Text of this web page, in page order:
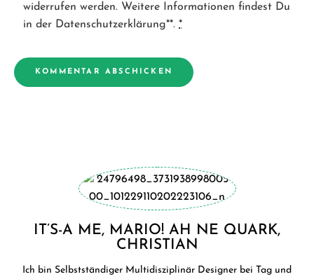
widerrufen werden. Weitere Informationen findest Du
in der Datenschutzerklärung**. *
IT’S-A ME, MARIO! AH NE QUARK,
CHRISTIAN
Ich bin Selbstständiger Multidisziplinär Designer bei Tag und